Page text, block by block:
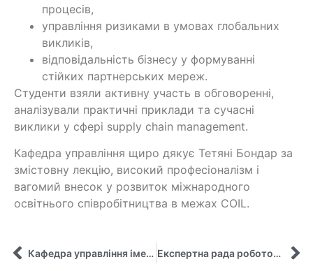
процесів,
управління ризиками в умовах глобальних
викликів,
відповідальність бізнесу у формуванні
стійких партнерських мереж.
Студенти взяли активну участь в обговоренні,
аналізували практичні приклади та сучасні
виклики у сфері supply chain management.
Кафедра управління щиро дякує Тетяні Бондар за
змістовну лекцію, високий професіоналізм і
вагомий внесок у розвиток міжнародного
освітнього співробітництва в межах COIL.
Кафедра управління імені Олега Балацького – учасниця Дня відкритих дверей СумДУ! Експертна рада роботодавців сформувала модель сучасного випускника-менеджера Сумського державного університету